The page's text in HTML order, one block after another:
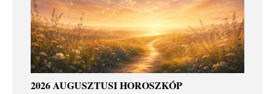
2026 AUGUSZTUSI HOROSZKÓP